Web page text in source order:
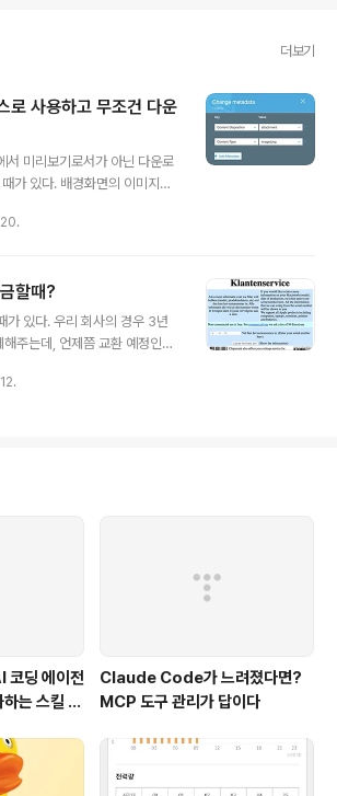
더보기
로 사용하고 무조건 다운
서 미리보기로서가 아닌 다운로
가 있다. 배경화면의 이미지를
정해서 처리를 하면 된다. S3
attachment 이미지 파일이
png를 지정하였음
할때?
가 있다. 우리 회사의 경우 3년
주는데, 언제쯤 교환 예정인지
Klantenservice: S
te wringen laten wij aa
If you would like to hav
딩 에이전
는 스킬 프
Claude Code가 느려졌다면?
MCP 도구 관리가 답이다